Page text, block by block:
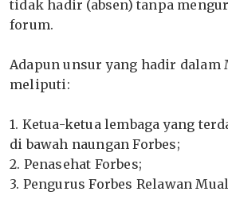
tidak hadir (absen) tanpa
forum.
‎Adapun unsur yang hadir dalam
meliputi:
‎1. Ketua-ketua lembaga yang
di bawah naungan Forbes;
‎2. Penasehat Forbes;
‎3. Pengurus Forbes Relawan